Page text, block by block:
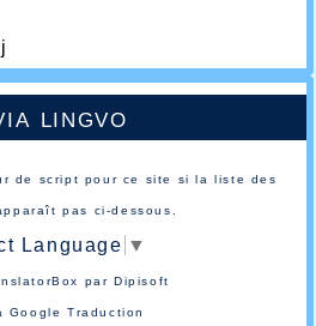
lingvo
de script pour ce site si la liste des
pas ci-dessous.
Language ▼
parDipisoft
Google Traduction